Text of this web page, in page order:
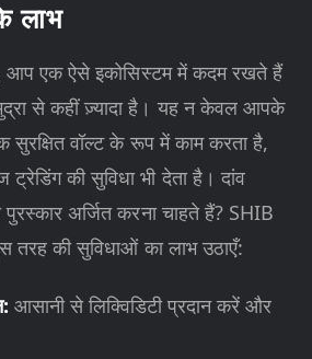
लाभ
आप एक ऐसे इकोसिस्टम में कदम रखते हैं
से कहीं ज़्यादा है। यह न केवल आपके
वॉल्ट के रूप में काम करता है,
ट्रेडिंग की सुविधा भी देता है। दांव
पुरस्कार अर्जित करना चाहते हैं? SHIB
की सुविधाओं का लाभ उठाएँ:
आसानी से लिक्विडिटी प्रदान करें और